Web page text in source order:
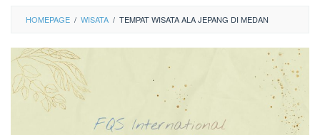
HOMEPAGE / WISATA / TEMPAT WISATA ALA JEPANG DI MEDAN